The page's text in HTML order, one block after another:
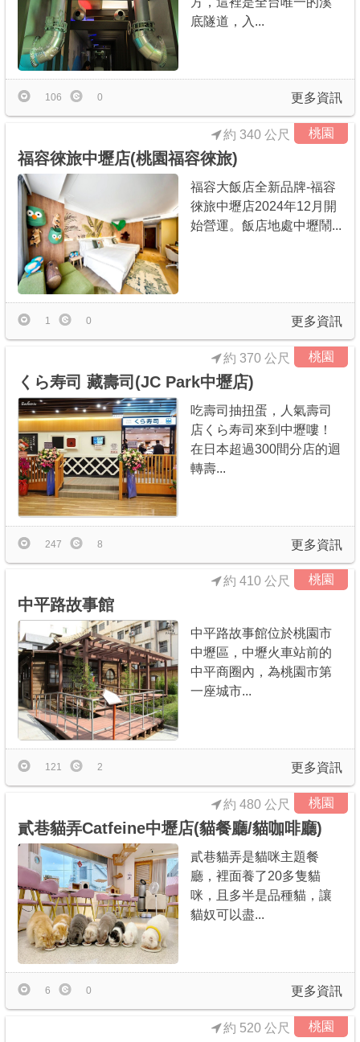
APP下載
底隧道，入...
更多資訊
106 0
桃園
約 340 公尺
福容徠旅中壢店(桃園福容徠旅)
福容大飯店全新品牌-福容
徠旅中壢店2024年12月開
始營運。飯店地處中壢鬧...
更多資訊
1 0
桃園
約 370 公尺
くら寿司 藏壽司(JC Park中壢店)
吃壽司抽扭蛋，人氣壽司
店くら寿司來到中壢嘍！
在日本超過300間分店的迴
轉壽...
更多資訊
247 8
桃園
約 410 公尺
中平路故事館
中平路故事館位於桃園市
中壢區，中壢火車站前的
中平商圈內，為桃園市第
一座城市...
更多資訊
121 2
桃園
約 480 公尺
貳巷貓弄Catfeine中壢店(貓餐廳/貓咖啡廳)
貳巷貓弄是貓咪主題餐
廳，裡面養了20多隻貓
咪，且多半是品種貓，讓
貓奴可以盡...
更多資訊
6 0
桃園
約 520 公尺